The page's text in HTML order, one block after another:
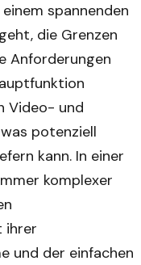
spannenden
die Grenzen
Anforderungen
Video- und
potenziell
kann. In einer
komplexer
ihrer
und der einfachen